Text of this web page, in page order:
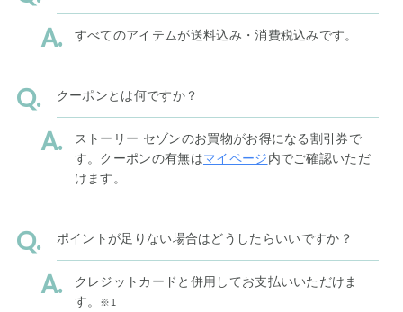
すべてのアイテムが送料込み・消費税込みです。
クーポンとは何ですか？
ストーリー セゾンのお買物がお得になる割引券で
す。クーポンの有無はマイページ内でご確認いただ
けます。
ポイントが足りない場合はどうしたらいいですか？
クレジットカードと併用してお支払いいただけま
す。
※1